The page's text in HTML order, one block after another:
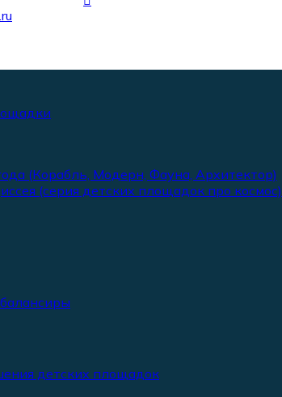
(Корабль, Модерн, Фауна, Архитектор)
(серия детских площадок про космос)
детских площадок